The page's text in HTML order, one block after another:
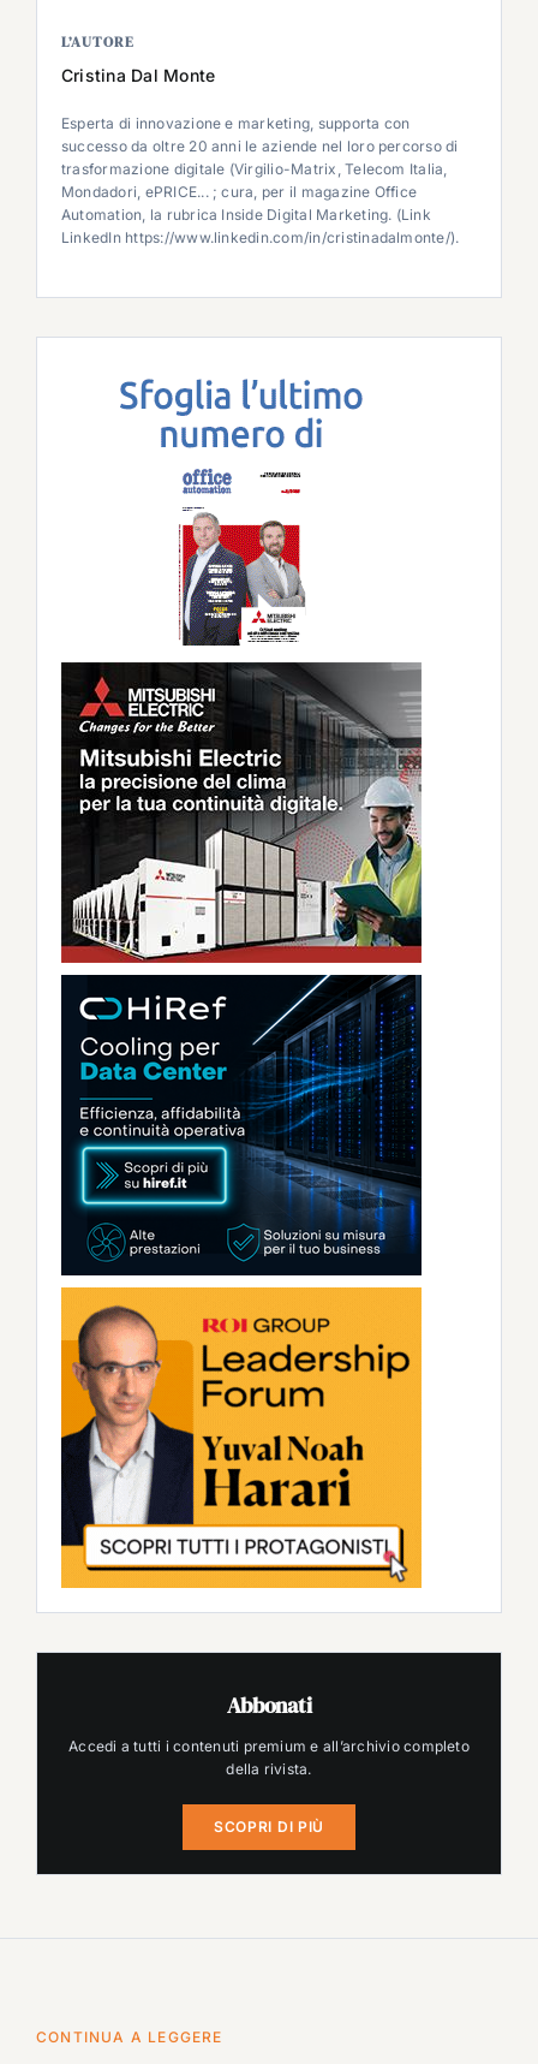
L’AUTORE
Cristina Dal Monte
Esperta di innovazione e marketing, supporta con
successo da oltre 20 anni le aziende nel loro percorso di
trasformazione digitale (Virgilio-Matrix, Telecom Italia,
Mondadori, ePRICE... ; cura, per il magazine Office
Automation, la rubrica Inside Digital Marketing. (Link
LinkedIn https://www.linkedin.com/in/cristinadalmonte/).
Abbonati
Accedi a tutti i contenuti premium e all’archivio completo
della rivista.
SCOPRI DI PIÙ
CONTINUA A LEGGERE